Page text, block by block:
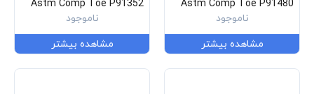
Astm Comp Toe P91480
ناموجود
مشاهده بیشتر
Astm Comp Toe P91352
ناموجود
مشاهده بیشتر